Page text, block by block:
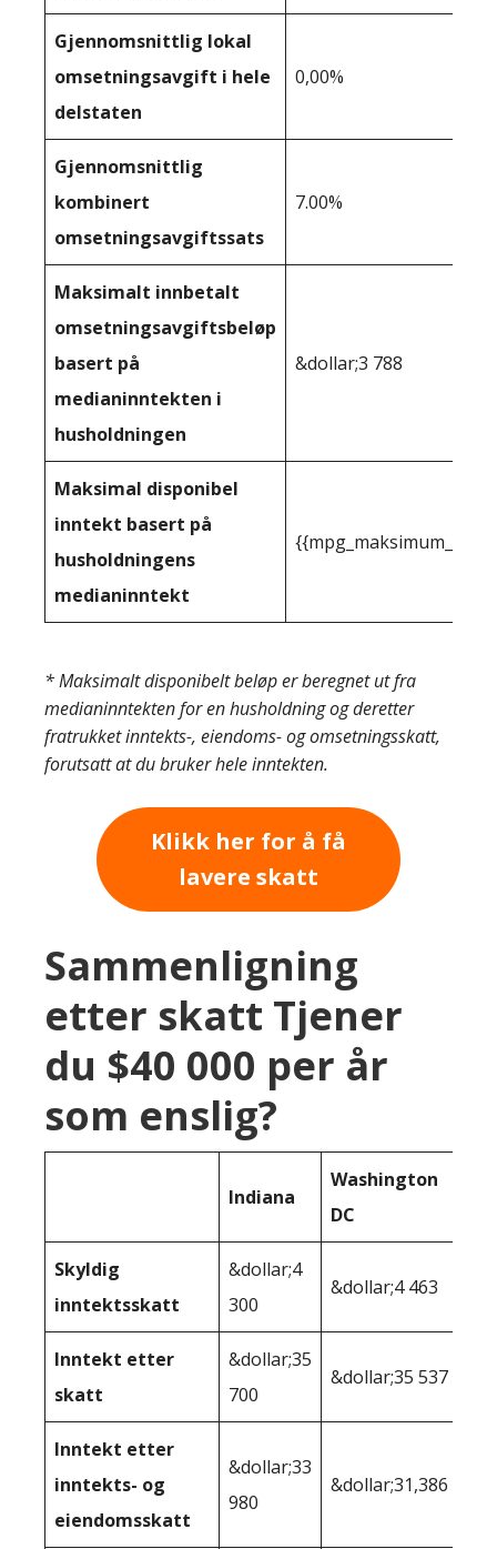
Gjennomsnittlig lokal
omsetningsavgift i hele
delstaten
0,00%
Gjennomsnittlig
kombinert
omsetningsavgiftssats
7.00%
Maksimalt innbetalt
omsetningsavgiftsbeløp
basert på
medianinntekten i
husholdningen
&dollar;3 788
Maksimal disponibel
inntekt basert på
husholdningens
medianinntekt
* Maksimalt disponibelt beløp er beregnet ut fra
medianinntekten for en husholdning og deretter
fratrukket inntekts-, eiendoms- og omsetningsskatt,
forutsatt at du bruker hele inntekten.
Klikk her for å få
lavere skatt
Sammenligning
etter skatt Tjener
du $40 000 per år
som enslig?
Indiana
Washington
DC
Skyldig
inntektsskatt
&dollar;4
300
&dollar;4 463
Inntekt etter
skatt
&dollar;35
700
&dollar;35 537
Inntekt etter
inntekts- og
eiendomsskatt
&dollar;33
980
&dollar;31,386